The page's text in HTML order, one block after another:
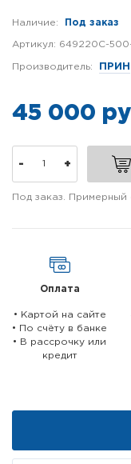
Наличие: Под заказ
Артикул: 649220C-
Производитель: ПРИН
45 000
- +
Под заказ. Примерный
Оплата
• Картой на сайте
• По счёту в банке
• В рассрочку или
кредит